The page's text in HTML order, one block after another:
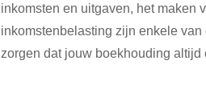
inkomsten en uitgaven, het maken
inkomstenbelasting zijn enkele
zorgen dat jouw boekhouding